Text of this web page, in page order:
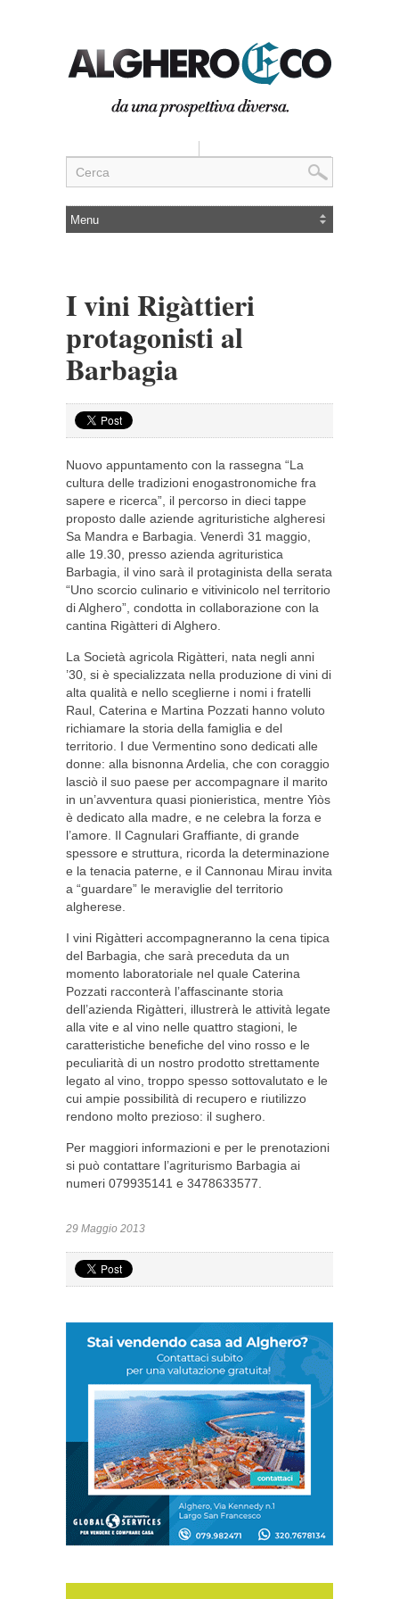
I vini Rigàttieri
protagonisti al
Barbagia
Nuovo appuntamento con la rassegna “La
cultura delle tradizioni enogastronomiche fra
sapere e ricerca”, il percorso in dieci tappe
proposto dalle aziende agrituristiche algheresi
Sa Mandra e Barbagia. Venerdì 31 maggio,
alle 19.30, presso azienda agrituristica
Barbagia, il vino sarà il protaginista della serata
“Uno scorcio culinario e vitivinicolo nel territorio
di Alghero”, condotta in collaborazione con la
cantina Rigàtteri di Alghero.
La Società agricola Rigàtteri, nata negli anni
’30, si è specializzata nella produzione di vini di
alta qualità e nello sceglierne i nomi i fratelli
Raul, Caterina e Martina Pozzati hanno voluto
richiamare la storia della famiglia e del
territorio. I due Vermentino sono dedicati alle
donne: alla bisnonna Ardelia, che con coraggio
lasciò il suo paese per accompagnare il marito
in un’avventura quasi pionieristica, mentre Yiòs
è dedicato alla madre, e ne celebra la forza e
l’amore. Il Cagnulari Graffiante, di grande
spessore e struttura, ricorda la determinazione
e la tenacia paterne, e il Cannonau Mirau invita
a “guardare” le meraviglie del territorio
algherese.
I vini Rigàtteri accompagneranno la cena tipica
del Barbagia, che sarà preceduta da un
momento laboratoriale nel quale Caterina
Pozzati racconterà l’affascinante storia
dell’azienda Rigàtteri, illustrerà le attività legate
alla vite e al vino nelle quattro stagioni, le
caratteristiche benefiche del vino rosso e le
peculiarità di un nostro prodotto strettamente
legato al vino, troppo spesso sottovalutato e le
cui ampie possibilità di recupero e riutilizzo
rendono molto prezioso: il sughero.
Per maggiori informazioni e per le prenotazioni
si può contattare l’agriturismo Barbagia ai
numeri 079935141 e 3478633577.
29 Maggio 2013